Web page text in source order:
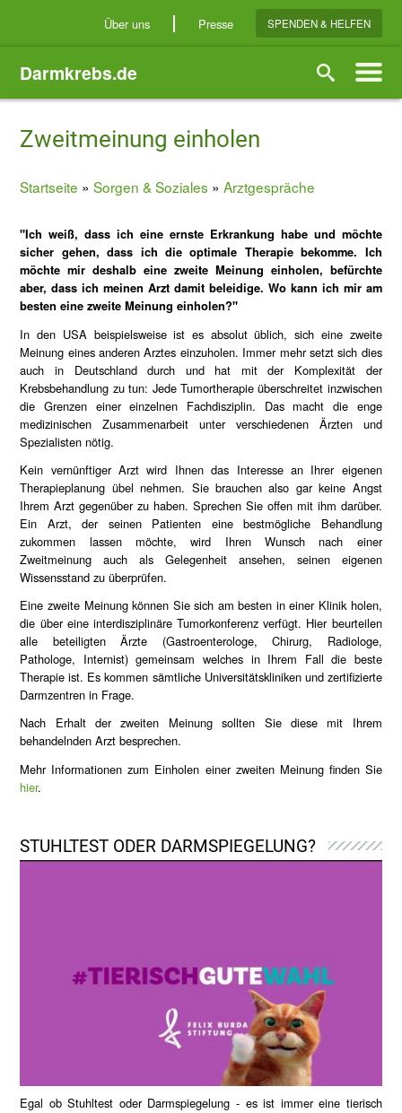
Über uns Presse SPENDEN & HELFEN
Darmkrebs.de
Zweitmeinung einholen
Startseite Sorgen & Soziales Arztgespräche
"Ich weiß, dass ich eine ernste Erkrankung habe und möchte
sicher gehen, dass ich die optimale Therapie bekomme. Ich
möchte mir deshalb eine zweite Meinung einholen, befürchte
aber, dass ich meinen Arzt damit beleidige. Wo kann ich mir am
besten eine zweite Meinung einholen?"
In den USA beispielsweise ist es absolut üblich, sich eine zweite
Meinung eines anderen Arztes einzuholen. Immer mehr setzt sich dies
auch in Deutschland durch und hat mit der Komplexität der
Krebsbehandlung zu tun: Jede Tumortherapie überschreitet inzwischen
die Grenzen einer einzelnen Fachdisziplin. Das macht die enge
medizinischen Zusammenarbeit unter verschiedenen Ärzten und
Spezialisten nötig.
Kein vernünftiger Arzt wird Ihnen das Interesse an Ihrer eigenen
Therapieplanung übel nehmen. Sie brauchen also gar keine Angst
Ihrem Arzt gegenüber zu haben. Sprechen Sie offen mit ihm darüber.
Ein Arzt, der seinen Patienten eine bestmögliche Behandlung
zukommen lassen möchte, wird Ihren Wunsch nach einer
Zweitmeinung auch als Gelegenheit ansehen, seinen eigenen
Wissensstand zu überprüfen.
Eine zweite Meinung können Sie sich am besten in einer Klinik holen,
die über eine interdisziplinäre Tumorkonferenz verfügt. Hier beurteilen
alle beteiligten Ärzte (Gastroenterologe, Chirurg, Radiologe,
Pathologe, Internist) gemeinsam welches in Ihrem Fall die beste
Therapie ist. Es kommen sämtliche Universitätskliniken und zertifizierte
Darmzentren in Frage.
Nach Erhalt der zweiten Meinung sollten Sie diese mit Ihrem
behandelnden Arzt besprechen.
Mehr Informationen zum Einholen einer zweiten Meinung finden Sie
hier.
STUHLTEST ODER DARMSPIEGELUNG?
Egal ob Stuhltest oder Darmspiegelung - es ist immer eine tierisch